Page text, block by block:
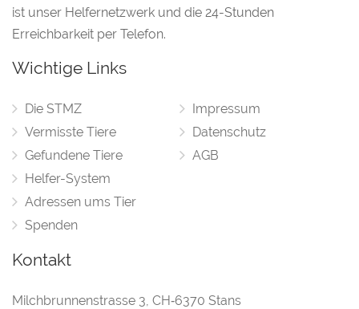
ist unser Helfernetzwerk und die 24-Stunden
Erreichbarkeit per Telefon.
Wichtige Links
Die STMZ
Vermisste Tiere
Gefundene Tiere
Helfer-System
Adressen ums Tier
Spenden
Impressum
Datenschutz
AGB
Kontakt
Milchbrunnenstrasse 3, CH‑6370 Stans